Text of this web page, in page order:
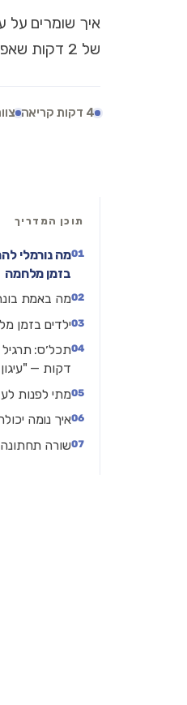
איך שומרים על
של 2 דקות שאפשר לעשות עכשיו.
4 דקות קריאה
תוכן המדריך
מה נורמלי
בזמן מלחמה
מה באמת
ילדים בזמן
דקות —
מתי לפנות
איך נומה
שורה תחתונה